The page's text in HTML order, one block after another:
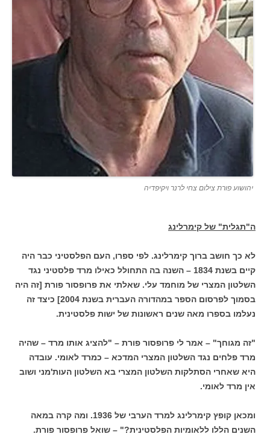
יהושוע פורת צילום צחי לרנר ויקיפדיה
ה"תגלית" של קימרלינג
לא כך חושב ברוך קימרלינג. לפי ספרו, העם הפלסטיני כבר היה
קיים בשנת 1834 – השנה בה התחולל כאילו מרד פלסטיני נגד
השלטון המצרי של מוחמד עלי. שאלתי את פרופסור פורת [זה היה
בסמוך לפרסום הספר במהדורה העברית בשנת 2004] כיצד זה
נעלמו בספרו מאה שנים ראשונות של ישות פלסטינית.
"זה מגוחך" – אמר לי פרופסור פורת – "להציג אותו מרד – שהיה
מרד פלחים נגד השלטון המצרי המדכא – כמרד לאומי. עובדה
היא שאחרי הסתלקות השלטון המצרי בא השלטון העות'מני ושוב
אין מרד לאומי.
ומכאן קופץ קימרלינג למרד הערבי של 1936. ומה קרה במאה
השנים הללו ללאומיות הפלסטינית?" – שואל פרופסור פורת.